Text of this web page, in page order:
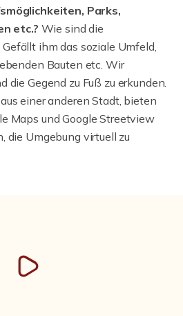
Parks,
etc.? Wie sind die
ihm das soziale Umfeld,
Bauten etc. Wir
die Gegend zu Fuß zu erkunden.
einer anderen Stadt, bieten
Maps und Google Streetview
die Umgebung virtuell zu